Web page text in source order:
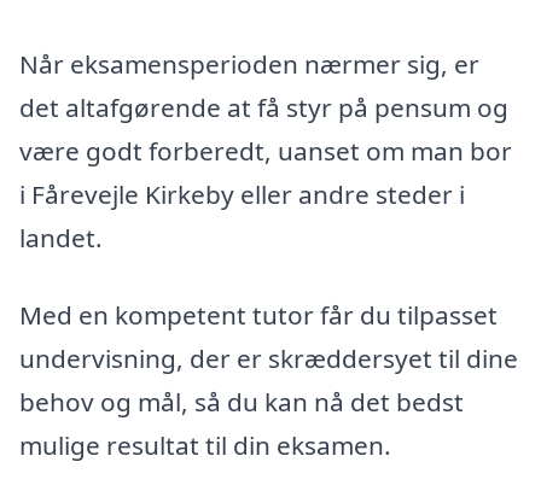
Når eksamensperioden nærmer sig, er
det altafgørende at få styr på pensum og
være godt forberedt, uanset om man bor
i Fårevejle Kirkeby eller andre steder i
landet.
Med en kompetent tutor får du tilpasset
undervisning, der er skræddersyet til dine
behov og mål, så du kan nå det bedst
mulige resultat til din eksamen.